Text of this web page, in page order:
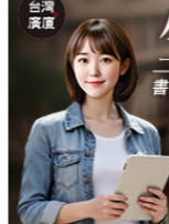
ＰＬＵＳ Shane看
♣ Shane你怎麼看
問??）
── 男人做
★ 聯合推薦 （按筆